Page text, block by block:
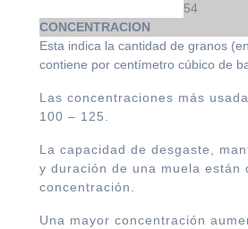
54
CONCENTRACION
Esta indica la cantidad de granos
contiene por centímetro cúbico de
Las concentraciones más
100 – 125.
La capacidad de desgaste,
y duración de una muela están
concentración.
Una mayor concentración